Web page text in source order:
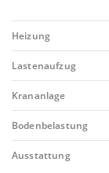
Heizung
Lastenaufzug
Krananlage
Bodenbelastung
Ausstattung